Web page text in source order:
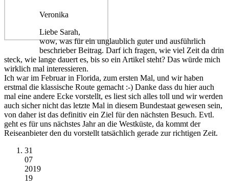
Veronika
Liebe Sarah,
wow, was für ein unglaublich guter und ausführlich
beschrieber Beitrag. Darf ich fragen, wie viel Zeit da drin
steck, wie lange dauert es, bis so ein Artikel steht? Das würde mich
wirklich mal interessieren.
Ich war im Februar in Florida, zum ersten Mal, und wir haben
erstmal die klassische Route gemacht :-) Danke dass du hier auch
mal eine andere Ecke vorstellt, es liest sich alles toll und wir werden
auch sicher nicht das letzte Mal in diesem Bundestaat gewesen sein,
von daher ist das definitiv ein Ziel für den nächsten Besuch. Evtl.
geht es für uns nächstes Jahr an die Westküste, da kommt der
Reiseanbieter den du vorstellt tatsächlich gerade zur richtigen Zeit.
31
07
2019
19